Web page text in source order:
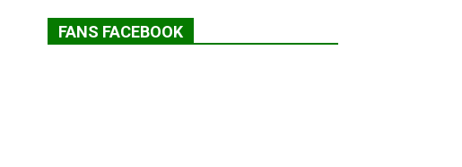
FANS FACEBOOK